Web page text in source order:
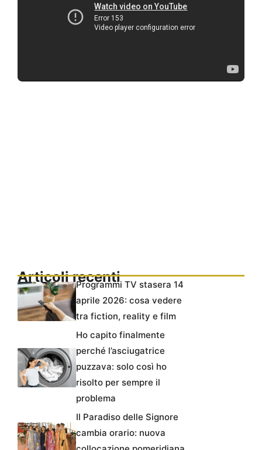
Articoli recentiProgrammi TV stasera 14
aprile 2026: cosa vedere
tra fiction, reality e film
Ho capito finalmente
perché l’asciugatrice
puzzava: solo così ho
risolto per sempre il
problema
Il Paradiso delle Signore
cambia orario: nuova